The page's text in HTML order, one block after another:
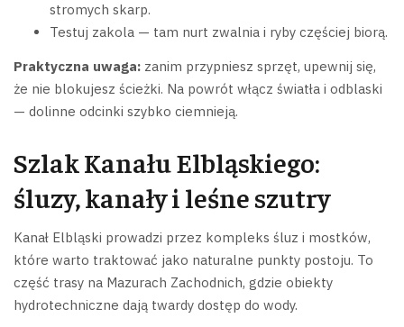
stromych skarp.
Testuj zakola — tam nurt zwalnia i ryby częściej biorą.
Praktyczna uwaga: zanim przypniesz sprzęt, upewnij się,
że nie blokujesz ścieżki. Na powrót włącz światła i odblaski
— dolinne odcinki szybko ciemnieją.
Szlak Kanału Elbląskiego:
śluzy, kanały i leśne szutry
Kanał Elbląski prowadzi przez kompleks śluz i mostków,
które warto traktować jako naturalne punkty postoju. To
część trasy na Mazurach Zachodnich, gdzie obiekty
hydrotechniczne dają twardy dostęp do wody.